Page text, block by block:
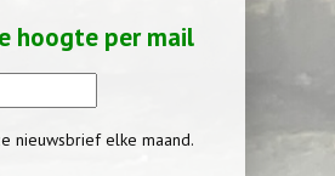
hoogte per mail
nieuwsbrief elke maand.